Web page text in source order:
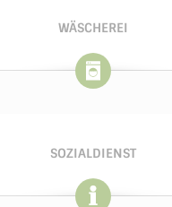
WÄSCHEREI
SOZIALDIENST